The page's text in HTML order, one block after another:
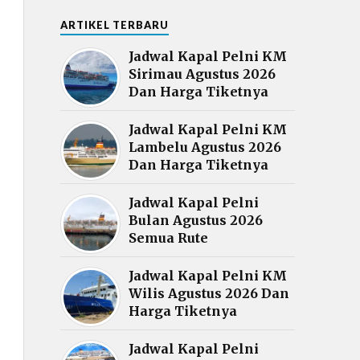
ARTIKEL TERBARU
Jadwal Kapal Pelni KM
Sirimau Agustus 2026
Dan Harga Tiketnya
Jadwal Kapal Pelni KM
Lambelu Agustus 2026
Dan Harga Tiketnya
Jadwal Kapal Pelni
Bulan Agustus 2026
Semua Rute
Jadwal Kapal Pelni KM
Wilis Agustus 2026 Dan
Harga Tiketnya
Jadwal Kapal Pelni